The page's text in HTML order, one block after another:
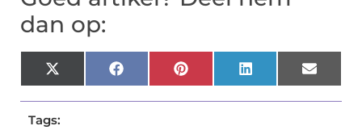
dan op:
X
(Twitter)
FacebookPinterestLinkedInEmail
Tags: